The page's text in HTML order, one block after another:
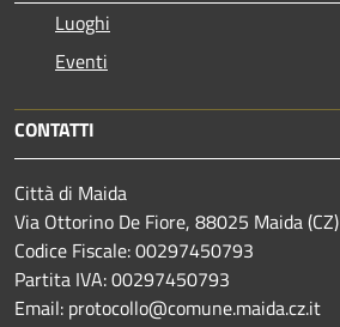
Luoghi
Eventi
CONTATTI
Città di Maida
Via Ottorino De Fiore, 88025 Maida (CZ)
Codice Fiscale: 00297450793
Partita IVA: 00297450793
Email: protocollo@comune.maida.cz.it